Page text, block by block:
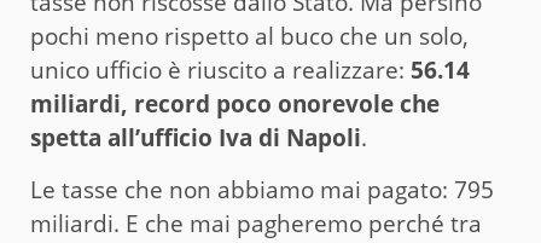
pochi meno rispetto al buco che un solo,
unico ufficio è riuscito a realizzare: 56.14
miliardi, record poco onorevole che
spetta all’ufficio Iva di Napoli.
Le tasse che non abbiamo mai pagato: 795
miliardi. E che mai pagheremo perché tra